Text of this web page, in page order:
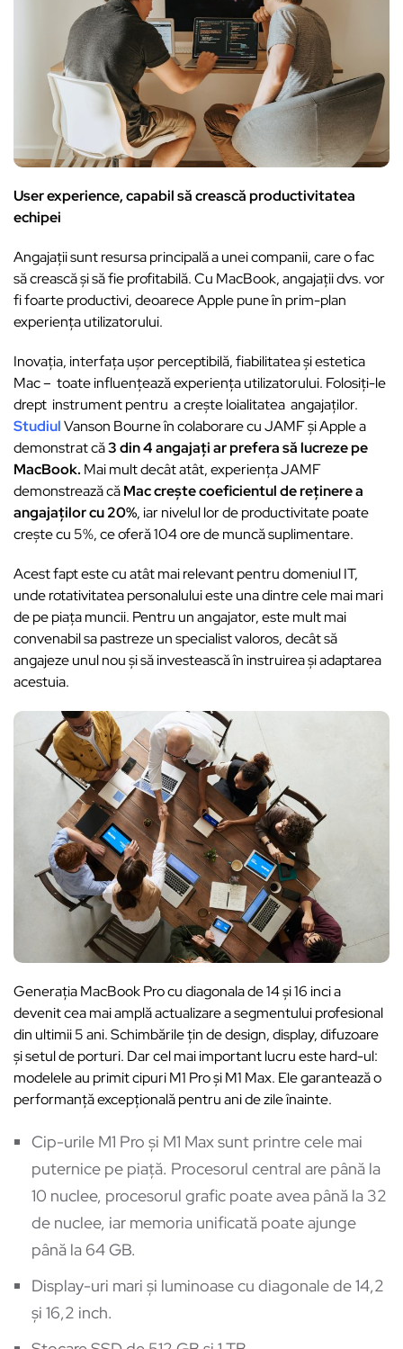
User experience, capabil să crească productivitatea
echipei
Angajații sunt resursa principală a unei companii, care o fac
să crească și să fie profitabilă. Cu MacBook, angajații dvs. vor
fi foarte productivi, deoarece Apple pune în prim-plan
experiența utilizatorului.
Inovația, interfața ușor perceptibilă, fiabilitatea și estetica
Mac – toate influențează experiența utilizatorului. Folosiţi-le
drept instrument pentru a crește loialitatea angajaților.
StudiulVanson Bourne în colaborare cu JAMF și Apple a
demonstrat că3 din 4 angajați ar prefera să lucreze pe
MacBook. Mai mult decât atât, experiența JAMF
demonstrează căMac crește coeficientul de reţinere a
angajaților cu 20%, iar nivelul lor de productivitate poate
crește cu 5%, ce oferă 104 ore de muncă suplimentare.
Acest fapt este cu atât mai relevant pentru domeniul IT,
unde rotativitatea personalului este una dintre cele mai mari
de pe piața muncii. Pentru un angajator, este mult mai
convenabil sa pastreze un specialist valoros, decât să
angajeze unul nou și să investească în instruirea și adaptarea
acestuia.
Generația MacBook Pro cu diagonala de 14 și 16 inci a
devenit cea mai amplă actualizare a segmentului profesional
din ultimii 5 ani. Schimbările țin de design, display, difuzoare
și setul de porturi. Dar cel mai important lucru este hard-ul:
modelele au primit cipuri M1 Pro și M1 Max. Ele garantează o
performanță excepțională pentru ani de zile înainte.
Cip-urile M1 Pro și M1 Max sunt printre cele mai
puternice pe piață. Procesorul central are până la
10 nuclee, procesorul grafic poate avea până la 32
de nuclee, iar memoria unificată poate ajunge
până la 64 GB.
Display-uri mari și luminoase cu diagonale de 14,2
și 16,2 inch.